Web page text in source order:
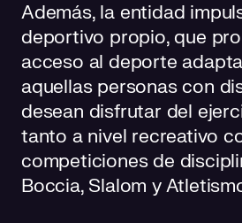
Además, la entidad
deportivo propio, que
acceso al deporte
aquellas personas con
desean disfrutar del
tanto a nivel recreativo
competiciones de
Boccia, Slalom y